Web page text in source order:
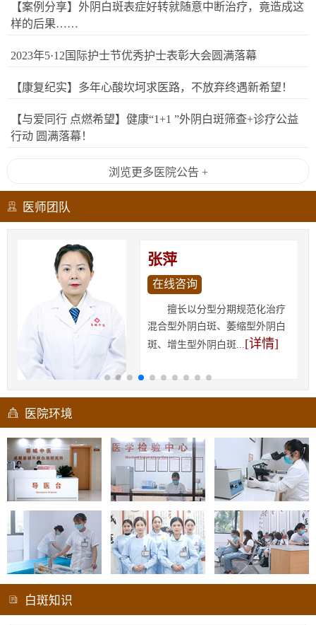
【案例分享】外阴白斑表症好转就随意中断治疗，竟造成这
样的后果……
2023年5·12国际护士节优秀护士表彰大会圆满落幕
【康复纪实】多年心酸坎坷求医路，不放弃终遇新希望！
【与爱同行 点燃希望】健康“1+1 ”外阴白斑筛查+诊疗公益
行动 圆满落幕！
浏览更多医院公告 +
医师团队
胡娟
在线咨询
深耕女性疑难病症的临床诊
疗与科研工作10余年，在增生
型、萎缩型、混合型...[详情]
医院环境
白斑知识